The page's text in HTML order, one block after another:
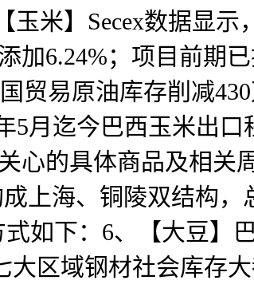
米】Secex数据显示
加6.24%；项目前期
贸易原油库存削减
5月迄今巴西玉米出
心的具体商品及相关
上海、铜陵双结构，
如下：6、【大豆】
区域钢材社会库存